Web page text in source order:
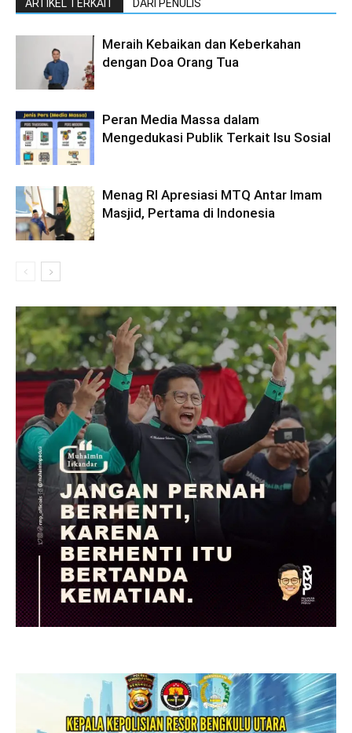
ARTIKEL TERKAIT DARI PENULIS
Meraih Kebaikan dan Keberkahan
dengan Doa Orang Tua
Peran Media Massa dalam
Mengedukasi Publik Terkait Isu Sosial
Menag RI Apresiasi MTQ Antar Imam
Masjid, Pertama di Indonesia